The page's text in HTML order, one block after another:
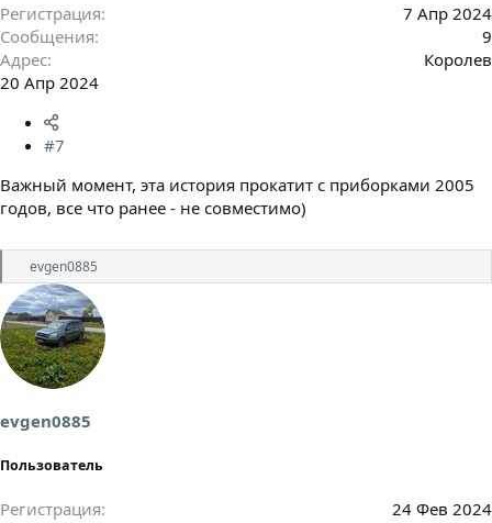
Регистрация
7 Апр 2024
Сообщения
9
Адрес
Королев
20 Апр 2024
#7
Важный момент, эта история прокатит с приборками 2005
годов, все что ранее - не совместимо)
Р
е
а
к
ц
и
и
:
evgen0885
evgen0885
Пользователь
Регистрация
24 Фев 2024